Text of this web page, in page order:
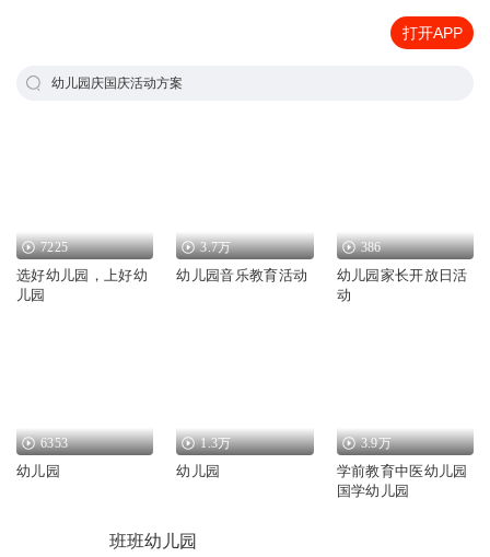
打开APP
幼儿园庆国庆活动方案
7225
选好幼儿园，上好幼
儿园
3.7万
幼儿园音乐教育活动
386
幼儿园家长开放日活
动
6353
幼儿园
1.3万
幼儿园
3.9万
学前教育中医幼儿园
国学幼儿园
班班幼儿园